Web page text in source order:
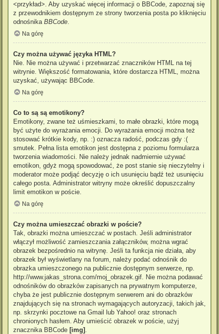
<przykład>. Aby uzyskać więcej informacji o BBCode, zapoznaj się
z przewodnikiem dostępnym ze strony tworzenia posta po kliknięciu
odnośnika BBCode.
Na górę
Czy można używać języka HTML?
Nie. Nie można używać i przetwarzać znaczników HTML na tej
witrynie. Większość formatowania, które dostarcza HTML, można
uzyskać, używając BBCode.
Na górę
Co to są są emotikony?
Emotikony, zwane też uśmieszkami, to małe obrazki, które mogą
być użyte do wyrażania emocji. Do wyrażania emocji można też
stosować krótkie kody, np. :) oznacza radość, podczas gdy :(
smutek. Pełna lista emotikon jest dostępna z poziomu formularza
tworzenia wiadomości. Nie należy jednak nadmiernie używać
emotikon, gdyż mogą spowodować, że post stanie się nieczytelny i
moderator może podjąć decyzję o ich usunięciu bądź też usunięciu
całego posta. Administrator witryny może określić dopuszczalny
limit emotikon w poście.
Na górę
Czy można umieszczać obrazki w poście?
Tak, obrazki można umieszczać w postach. Jeśli administrator
włączył możliwość zamieszczania załączników, można wgrać
obrazek bezpośrednio na witrynę. Jeśli ta funkcja nie działa, aby
obrazek był wyświetlany na forum, należy podać odnośnik do
obrazka umieszczonego na publicznie dostępnym serwerze, np.
http://www.jakas_strona.com/moj_obrazek.gif. Nie można podawać
odnośników do obrazków zapisanych na prywatnym komputerze,
chyba że jest publicznie dostępnym serwerem ani do obrazków
znajdujących się na stronach wymagających autoryzacji, takich jak,
np. skrzynki pocztowe na Gmail lub Yahoo! oraz stronach
chronionych hasłem. Aby umieścić obrazek w poście, użyj
znacznika BBCode [img]